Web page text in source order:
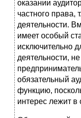
оказании
частного права,
деятельности.
имеет особый
исключительно
деятельности,
обязательный
функцию,
интерес лежит в